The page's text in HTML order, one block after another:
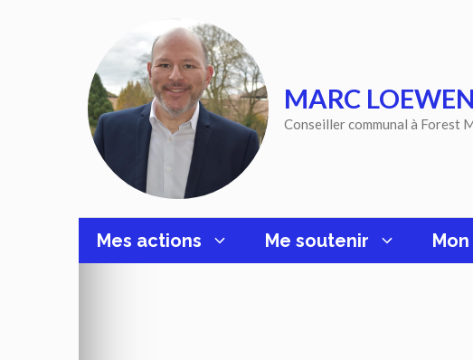
MARC
Conseiller communal à Forest
Mes actions Me soutenir